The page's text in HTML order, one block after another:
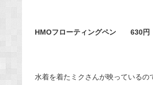
HMOフローティングペン 630円
水着を着たミクさんが映っているの